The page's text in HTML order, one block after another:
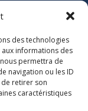
des technologies
informations des
permettra de
navigation ou les ID
de retirer son
caractéristiques
de
sont
restaurer